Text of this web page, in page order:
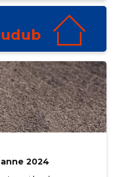
2024